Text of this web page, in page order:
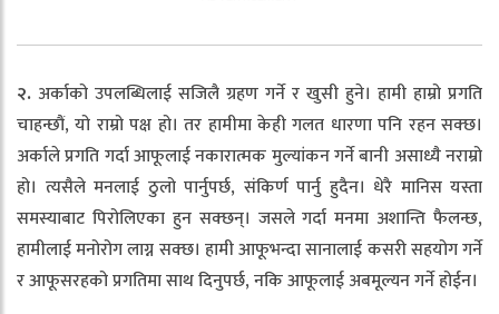
२. अर्काको उपलब्धिलाई सजिलै ग्रहण गर्ने र खुसी हुने। हामी हाम्रो प्रगति
चाहन्छौं, यो राम्रो पक्ष हो। तर हामीमा केही गलत धारणा पनि रहन सक्छ।
अर्काले प्रगति गर्दा आफूलाई नकारात्मक मुल्यांकन गर्ने बानी असाध्यै नराम्रो
हो। त्यसैले मनलाई ठुलो पार्नुपर्छ, संकिर्ण पार्नु हुदैन। धेरै मानिस यस्ता
समस्याबाट पिरोलिएका हुन सक्छन्। जसले गर्दा मनमा अशान्ति फैलन्छ,
हामीलाई मनोरोग लाग्न सक्छ। हामी आफूभन्दा सानालाई कसरी सहयोग गर्ने
र आफूसरहको प्रगतिमा साथ दिनुपर्छ, नकि आफूलाई अबमूल्यन गर्ने होईन।